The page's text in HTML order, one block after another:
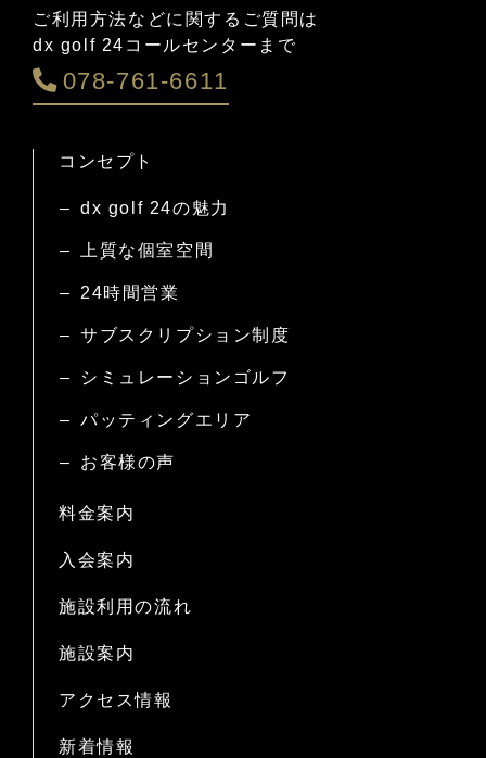
ご利用方法などに関するご質問は
dx golf 24コールセンターまで
078-761-6611
コンセプト
dx golf 24の魅力
上質な個室空間
24時間営業
サブスクリプション制度
シミュレーションゴルフ
パッティングエリア
お客様の声
料金案内
入会案内
施設利用の流れ
施設案内
アクセス情報
新着情報